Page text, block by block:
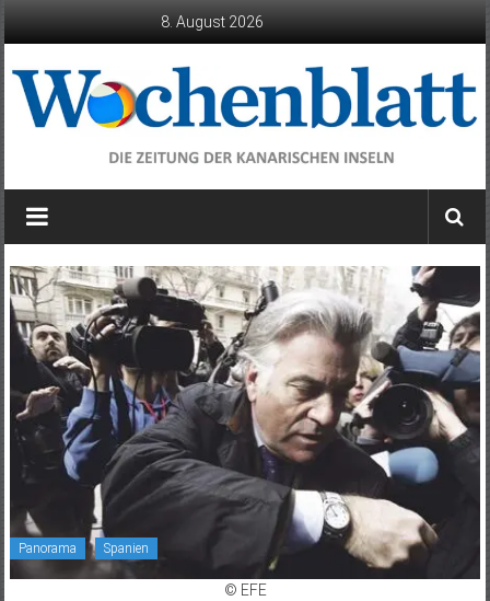
8. August 2026
Wochenblatt
die
der
Kanarischen
Inseln
Panorama Spanien
© EFE